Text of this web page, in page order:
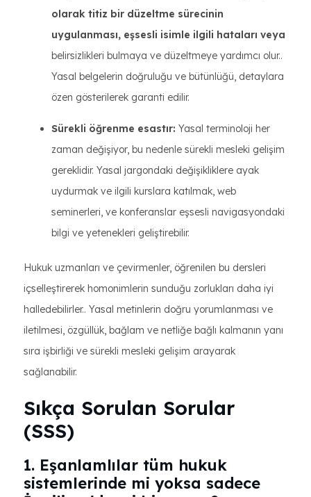
olarak titiz bir düzeltme sürecinin
uygulanması, eşsesli isimle ilgili hataları veya
belirsizlikleri bulmaya ve düzeltmeye yardımcı olur..
Yasal belgelerin doğruluğu ve bütünlüğü, detaylara
özen gösterilerek garanti edilir.
Sürekli öğrenme esastır: Yasal terminoloji her
zaman değişiyor, bu nedenle sürekli mesleki gelişim
gereklidir. Yasal jargondaki değişikliklere ayak
uydurmak ve ilgili kurslara katılmak, web
seminerleri, ve konferanslar eşsesli navigasyondaki
bilgi ve yetenekleri geliştirebilir.
Hukuk uzmanları ve çevirmenler, öğrenilen bu dersleri
içselleştirerek homonimlerin sunduğu zorlukları daha iyi
halledebilirler.. Yasal metinlerin doğru yorumlanması ve
iletilmesi, özgüllük, bağlam ve netliğe bağlı kalmanın yanı
sıra işbirliği ve sürekli mesleki gelişim arayarak
sağlanabilir.
Sıkça Sorulan Sorular
(SSS)
1. Eşanlamlılar tüm hukuk
sistemlerinde mi yoksa sadece